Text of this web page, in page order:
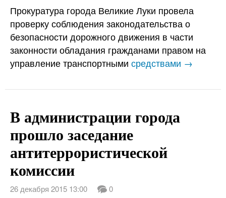
Прокуратура города Великие Луки провела
проверку соблюдения законодательства о
безопасности дорожного движения в части
законности обладания гражданами правом на
управление транспортными средствами →
В администрации города
прошло заседание
антитеррористической
комиссии
26 декабря 2015 13:00 0